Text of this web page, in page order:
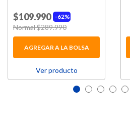
62%
$109.990
Price reduced from
Normal $289.990
AGREGAR A LA BOLSA
Ver producto